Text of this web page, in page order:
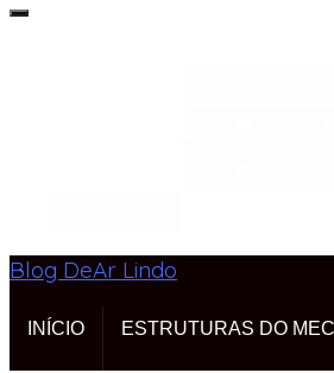
Blog DeAr Lindo
INÍCIO ESTRUTURAS DO MECI